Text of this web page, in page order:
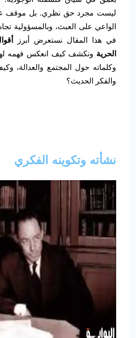
ليست مجرد حق نظري. بل موقف
الواعي على العبث، وبالمسؤولية
في هذا المقال نستعرض أبرز
الحرية ونكشف كيف انعكس فهمه
وكلماته حول المجتمع والعدالة،
والفكر الحديث؟
نشأته وتكوينه الفكري